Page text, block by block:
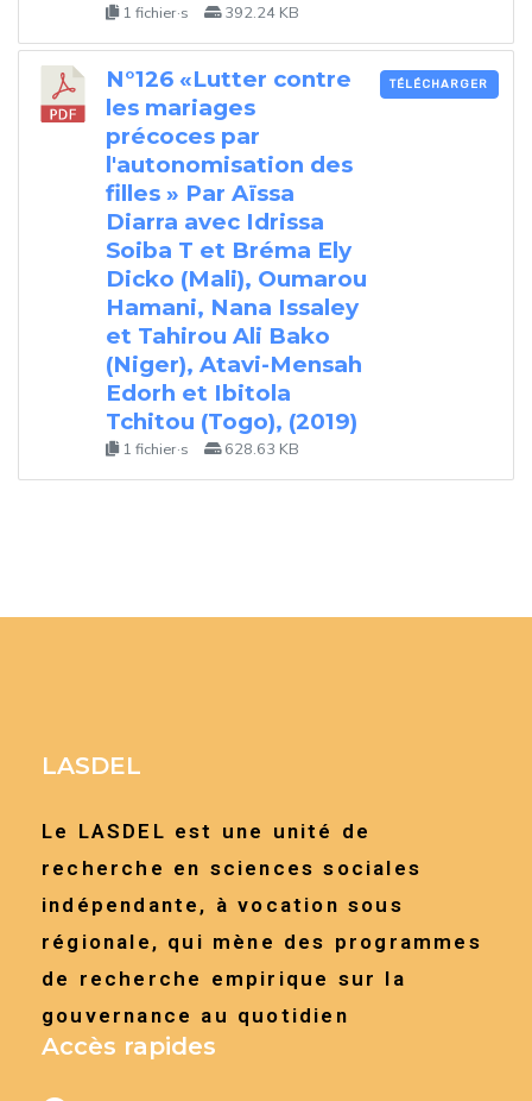
1 fichier·s 392.24 KB
N°126 «Lutter contre
les mariages
précoces par
l'autonomisation des
filles » Par Aïssa
Diarra avec Idrissa
Soiba T et Bréma Ely
Dicko (Mali), Oumarou
Hamani, Nana Issaley
et Tahirou Ali Bako
(Niger), Atavi-Mensah
Edorh et Ibitola
Tchitou (Togo), (2019)
1 fichier·s 628.63 KB
TÉLÉCHARGER
LASDEL
Le LASDEL est une unité de
recherche en sciences sociales
indépendante, à vocation sous
régionale, qui mène des programmes
de recherche empirique sur la
gouvernance au quotidien
Accès rapides